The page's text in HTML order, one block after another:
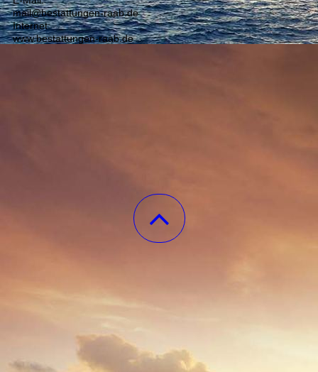
mail@bestattungen-raab.de
Internet:
www.bestattungen-raab.de